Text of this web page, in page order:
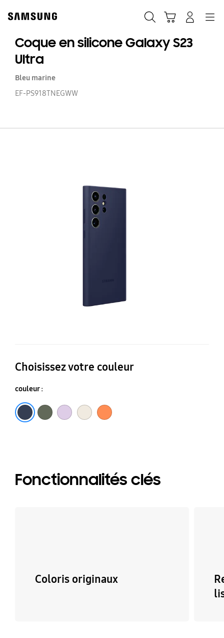
content
Coque en silicone Galaxy S23
Ultra
Bleu marine
EF-PS918TNEGWW
Choisissez votre couleur
couleur :
Fonctionnalités clés
Coloris originaux